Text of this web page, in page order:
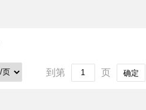
到第 页 确定